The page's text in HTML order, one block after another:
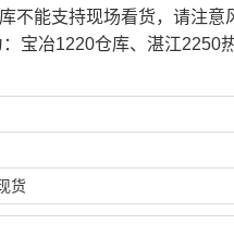
不能支持现场看货，请注
宝冶1220仓库、湛江2250
货